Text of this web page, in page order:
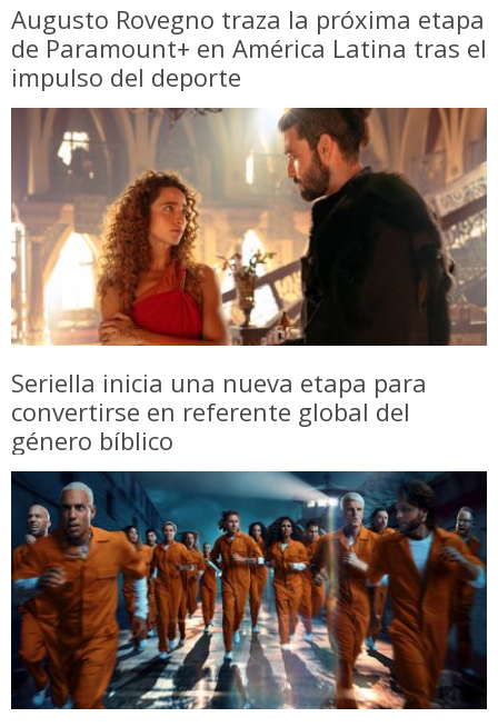
Augusto Rovegno traza la próxima etapa
de Paramount+ en América Latina tras el
impulso del deporte
Seriella inicia una nueva etapa para
convertirse en referente global del
género bíblico